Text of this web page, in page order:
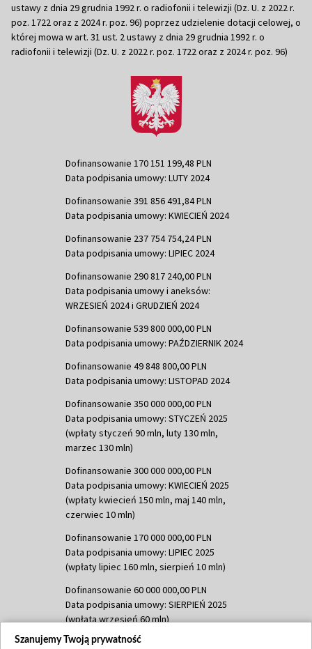
ustawy z dnia 29 grudnia 1992 r. o radiofonii i telewizji (Dz. U. z 2022 r.
poz. 1722 oraz z 2024 r. poz. 96) poprzez udzielenie dotacji celowej, o
której mowa w art. 31 ust. 2 ustawy z dnia 29 grudnia 1992 r. o
radiofonii i telewizji (Dz. U. z 2022 r. poz. 1722 oraz z 2024 r. poz. 96)
Dofinansowanie 170 151 199,48 PLN
Data podpisania umowy: LUTY 2024
Dofinansowanie 391 856 491,84 PLN
Data podpisania umowy: KWIECIEŃ 2024
Dofinansowanie 237 754 754,24 PLN
Data podpisania umowy: LIPIEC 2024
Dofinansowanie 290 817 240,00 PLN
Data podpisania umowy i aneksów:
WRZESIEŃ 2024 i GRUDZIEŃ 2024
Dofinansowanie 539 800 000,00 PLN
Data podpisania umowy: PAŹDZIERNIK 2024
Dofinansowanie 49 848 800,00 PLN
Data podpisania umowy: LISTOPAD 2024
Dofinansowanie 350 000 000,00 PLN
Data podpisania umowy: STYCZEŃ 2025
(wpłaty styczeń 90 mln, luty 130 mln,
marzec 130 mln)
Dofinansowanie 300 000 000,00 PLN
Data podpisania umowy: KWIECIEŃ 2025
(wpłaty kwiecień 150 mln, maj 140 mln,
czerwiec 10 mln)
Dofinansowanie 170 000 000,00 PLN
Data podpisania umowy: LIPIEC 2025
(wpłaty lipiec 160 mln, sierpień 10 mln)
Dofinansowanie 60 000 000,00 PLN
Data podpisania umowy: SIERPIEŃ 2025
(wpłata wrzesień 60 mln)
Dofinansowanie 635 783 051,21 PLN
Szanujemy Twoją prywatność